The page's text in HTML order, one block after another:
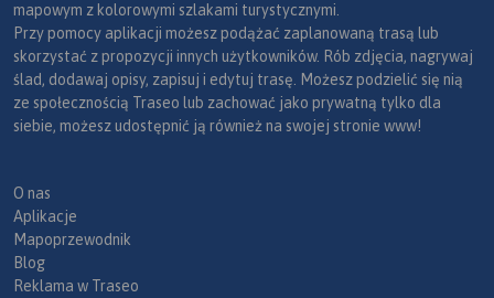
mapowym z kolorowymi szlakami turystycznymi.
Przy pomocy aplikacji możesz podążać zaplanowaną trasą lub
skorzystać z propozycji innych użytkowników. Rób zdjęcia, nagrywaj
ślad, dodawaj opisy, zapisuj i edytuj trasę. Możesz podzielić się nią
ze społecznością Traseo lub zachować jako prywatną tylko dla
siebie, możesz udostępnić ją również na swojej stronie www!
O nas
Aplikacje
Mapoprzewodnik
Blog
Reklama w Traseo